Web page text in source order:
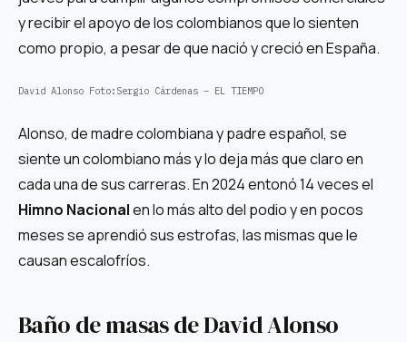
y recibir el apoyo de los colombianos que lo sienten
como propio, a pesar de que nació y creció en España.
David Alonso Foto: Sergio Cárdenas – EL TIEMPO
Alonso, de madre colombiana y padre español, se
siente un colombiano más y lo deja más que claro en
cada una de sus carreras. En 2024 entonó 14 veces el
Himno Nacionalen lo más alto del podio y en pocos
meses se aprendió sus estrofas, las mismas que le
causan escalofríos.
Baño de masas de David Alonso